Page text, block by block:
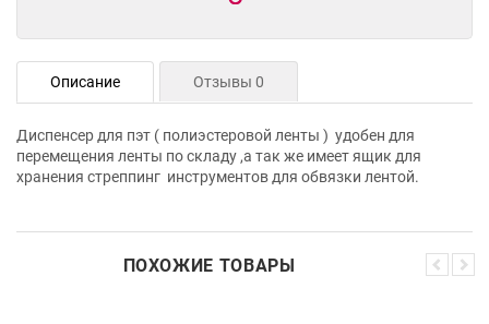
Описание Отзывы 0
Диспенсер для пэт ( полиэстеровой ленты ) удобен для
перемещения ленты по складу ,а так же имеет ящик для
хранения стреппинг инструментов для обвязки лентой.
ПОХОЖИЕ ТОВАРЫ